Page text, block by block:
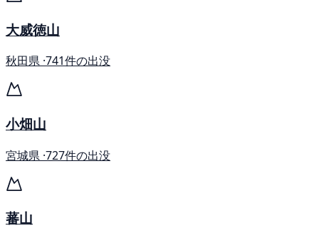
大威徳山
秋田県 ·741件の出没
小畑山
宮城県 ·727件の出没
蕃山